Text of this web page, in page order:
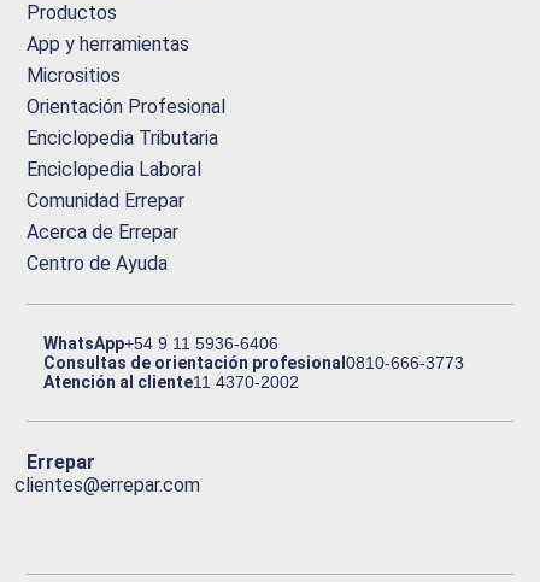
Productos
App y herramientas
Micrositios
Orientación Profesional
Enciclopedia Tributaria
Enciclopedia Laboral
Comunidad Errepar
Acerca de Errepar
Centro de Ayuda
WhatsApp+54 9 11 5936-6406
Consultas de orientación profesional0810-666-3773
Atención al cliente11 4370-2002
Errepar
clientes@errepar.com